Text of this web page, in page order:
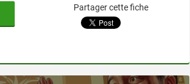
Partager cette fiche